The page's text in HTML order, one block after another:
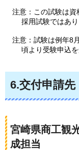
注意：この試験は資
採用試験ではあり
注意：試験は例年8
頃より受験申込を
6.交付申請
宮崎県商工観
成担当